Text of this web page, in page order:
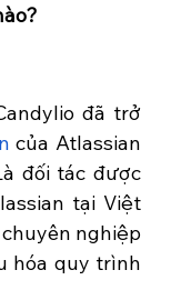
đã trở
của Atlassian
đối tác được
tại Việt
nghiệp
hóa quy trình